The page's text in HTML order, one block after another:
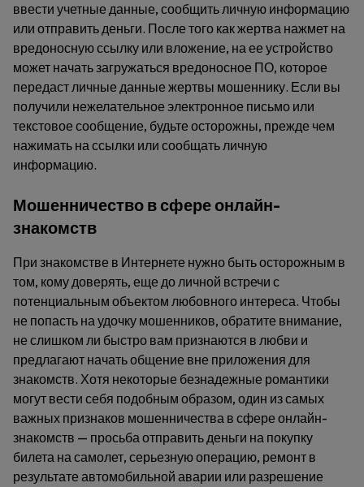
ввести учетные данные, сообщить личную информацию
или отправить деньги. После того как жертва нажмет на
вредоносную ссылку или вложение, на ее устройство
может начать загружаться вредоносное ПО, которое
передаст личные данные жертвы мошеннику. Если вы
получили нежелательное электронное письмо или
текстовое сообщение, будьте осторожны, прежде чем
нажимать на ссылки или сообщать личную
информацию.
Мошенничество в сфере онлайн-
знакомств
При знакомстве в Интернете нужно быть осторожным в
том, кому доверять, еще до личной встречи с
потенциальным объектом любовного интереса. Чтобы
не попасть на удочку мошенников, обратите внимание,
не слишком ли быстро вам признаются в любви и
предлагают начать общение вне приложения для
знакомств. Хотя некоторые безнадежные романтики
могут вести себя подобным образом, один из самых
важных признаков мошенничества в сфере онлайн-
знакомств — просьба отправить деньги на покупку
билета на самолет, серьезную операцию, ремонт в
результате автомобильной аварии или разрешение